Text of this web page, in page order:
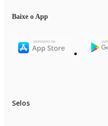
Baixe o App
Selos